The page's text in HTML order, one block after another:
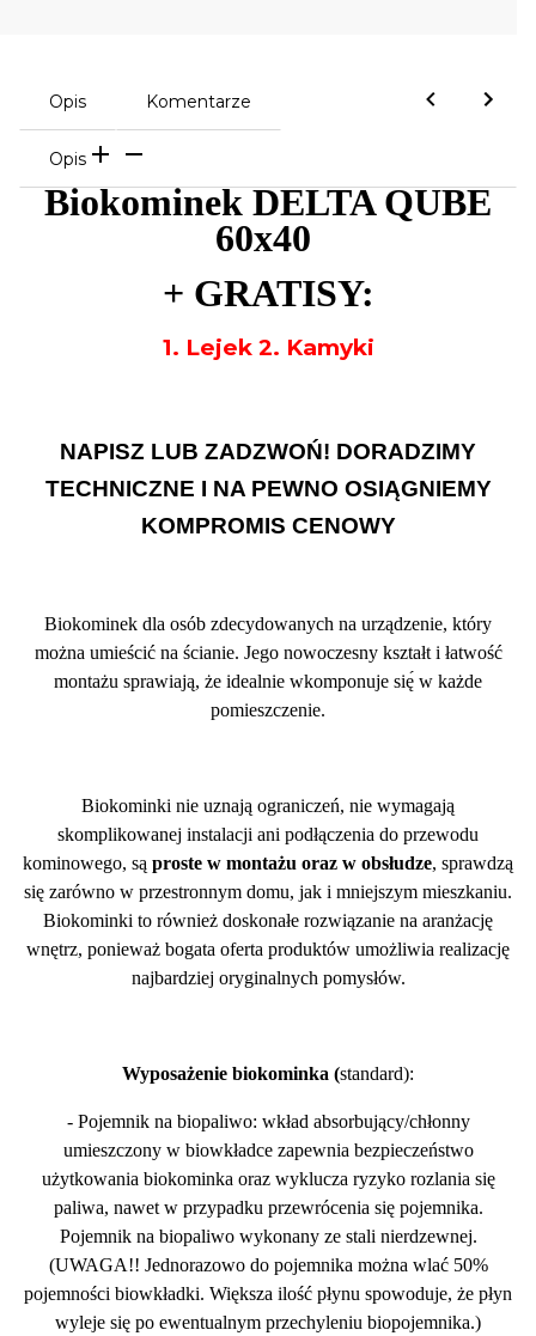
Opis Komentarze
Opis
Biokominek DELTA QUBE
60x40
+ GRATISY:
1. Lejek 2. Kamyki
NAPISZ LUB ZADZWOŃ! DORADZIMY
TECHNICZNE I NA PEWNO OSIĄGNIEMY
KOMPROMIS CENOWY
Biokominek dla osób zdecydowanych na urządzenie, który
można umieścić na ścianie. Jego nowoczesny kształt i łatwość
montażu sprawiają, że idealnie wkomponuje się́ w każde
pomieszczenie.
Biokominki nie uznają ograniczeń, nie wymagają
skomplikowanej instalacji ani podłączenia do przewodu
kominowego, są proste w montażu oraz w obsłudze, sprawdzą
się zarówno w przestronnym domu, jak i mniejszym mieszkaniu.
Biokominki to również doskonałe rozwiązanie na aranżację
wnętrz, ponieważ bogata oferta produktów umożliwia realizację
najbardziej oryginalnych pomysłów.
Wyposażenie biokominka (standard):
- Pojemnik na biopaliwo: wkład absorbujący/chłonny
umieszczony w biowkładce zapewnia bezpieczeństwo
użytkowania biokominka oraz wyklucza ryzyko rozlania się
paliwa, nawet w przypadku przewrócenia się pojemnika.
Pojemnik na biopaliwo wykonany ze stali nierdzewnej.
(UWAGA!! Jednorazowo do pojemnika można wlać 50%
pojemności biowkładki. Większa ilość płynu spowoduje, że płyn
wyleje się po ewentualnym przechyleniu biopojemnika.)